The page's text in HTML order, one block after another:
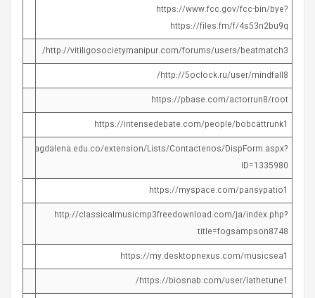
https://www.fcc.gov/fcc-bin/bye?
https://files.fm/f/4s53n2bu9q
http://vitiligosocietymanipur.com/forums/users/beatmatch3/
http://5oclock.ru/user/mindfall8/
https://pbase.com/actorrun8/root
https://intensedebate.com/people/bobcattrunk1
extension/Lists/Contactenos/DispForm.aspx?
ID=1335980
https://myspace.com/pansypatio1
http://classicalmusicmp3freedownload.com/ja/index.php?
title=fogsampson8748
https://my.desktopnexus.com/musicsea1
https://biosnab.com/user/lathetune1/